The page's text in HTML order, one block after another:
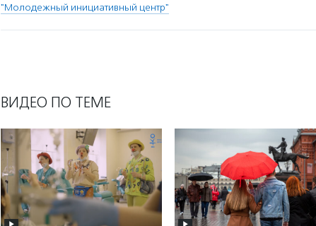
"Молодежный инициативный центр"
ВИДЕО ПО ТЕМЕ